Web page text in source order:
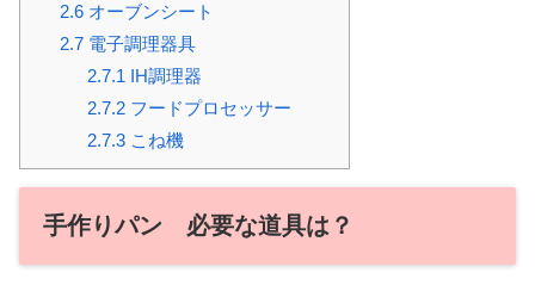
2.6オーブンシート
2.7電子調理器具
2.7.1 IH調理器
2.7.2フードプロセッサー
2.7.3こね機
手作りパン 必要な道具は？